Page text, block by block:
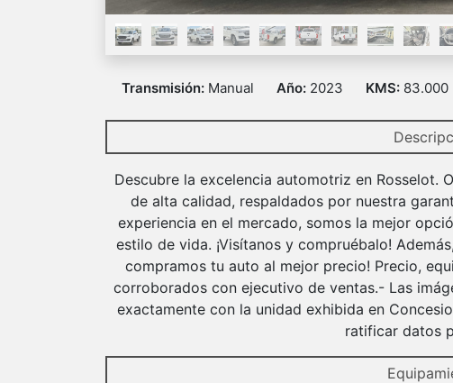
Transmisión: Manual Año: 2023 KMS: 83.000
Descubre la excelencia automotriz en Rosselot.
de alta calidad, respaldados por nuestra
experiencia en el mercado, somos la mejor
estilo de vida. ¡Visítanos y compruébalo!
compramos tu auto al mejor precio! Precio,
corroborados con ejecutivo de ventas.- Las
exactamente con la unidad exhibida en
ratificar datos